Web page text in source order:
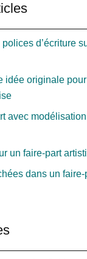
d’écriture
idée originale
avec
un faire-part
dans un